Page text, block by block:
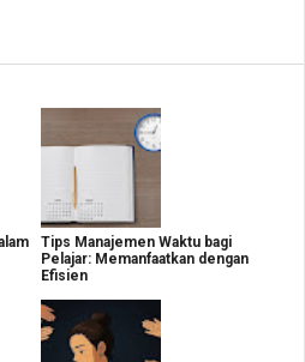
Tips Manajemen Waktu bagi
Pelajar: Memanfaatkan dengan
Efisien